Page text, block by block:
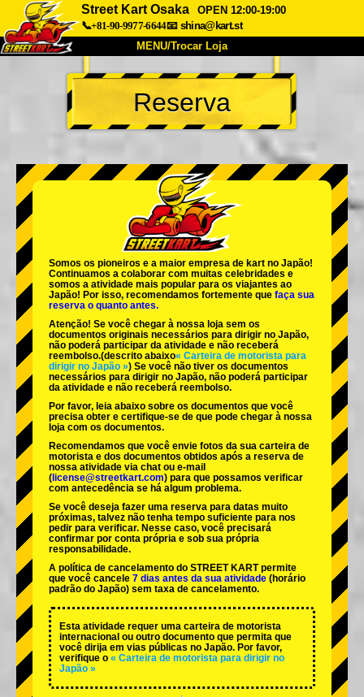
Street Kart Osaka
OPEN 12:00-19:00
📞+81-90-9977-6644📧 shina@kart.st
MENU/Trocar Loja
INÍCIO
Sobre Especificações Preços
Empresa Reserva
Trocar Loja
Tokyo Shinagawa Tokyo Akihabara#1
Tokyo Akihabara#2
Tokyo Shibuya Annex Tokyo Bay
Tokyo Asakusa Osaka
Okinawa
Reserva
Somos os pioneiros e a maior empresa de kart no Japão!
Continuamos a colaborar com muitas celebridades e
somos a atividade mais popular para os viajantes ao
Japão! Por isso, recomendamos fortemente que faça sua
reserva o quanto antes.
Atenção! Se você chegar à nossa loja sem os
documentos originais necessários para dirigir no Japão,
não poderá participar da atividade e não receberá
reembolso.(descrito abaixo« Carteira de motorista para
dirigir no Japão ») Se você não tiver os documentos
necessários para dirigir no Japão, não poderá participar
da atividade e não receberá reembolso.
Por favor, leia abaixo sobre os documentos que você
precisa obter e certifique-se de que pode chegar à nossa
loja com os documentos.
Recomendamos que você envie fotos da sua carteira de
motorista e dos documentos obtidos após a reserva de
nossa atividade via chat ou e-mail
( license@streetkart.com) para que possamos verificar
com antecedência se há algum problema.
Se você deseja fazer uma reserva para datas muito
próximas, talvez não tenha tempo suficiente para nos
pedir para verificar. Nesse caso, você precisará
confirmar por conta própria e sob sua própria
responsabilidade.
A política de cancelamento do STREET KART permite
que você cancele 7 dias antes da sua atividade (horário
padrão do Japão) sem taxa de cancelamento.
Esta atividade requer uma carteira de motorista
internacional ou outro documento que permita que
você dirija em vias públicas no Japão. Por favor,
verifique o « Carteira de motorista para dirigir no
Japão »